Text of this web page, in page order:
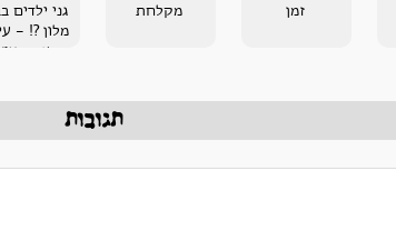
זמן מקלחת
גני ילדים
מלון ?! -
משנה
תגובות